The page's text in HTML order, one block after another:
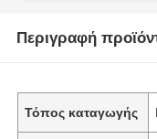
Περιγραφή
Τόπος καταγωγής